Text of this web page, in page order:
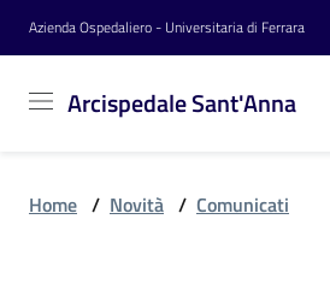
Vai al contenuto
Vai alla navigazione
Vai al footer
Azienda Ospedaliero - Universitaria di Ferrara
Arcispedale Sant'Anna
Sant'Anna
Azienda
Home / Novità / Comunicati